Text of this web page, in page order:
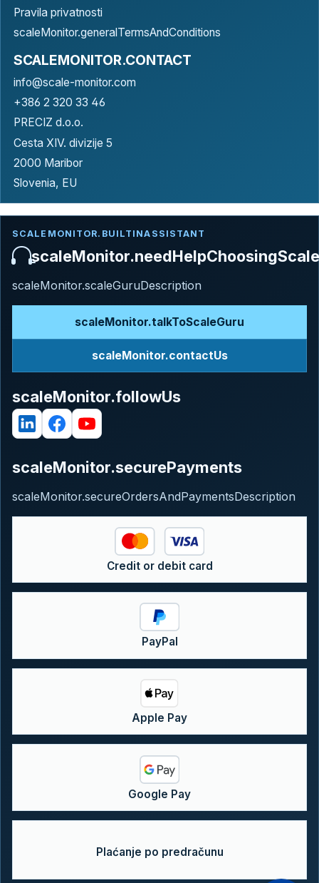
Pravila privatnosti
scaleMonitor.generalTermsAndConditions
SCALEMONITOR.CONTACT
info@scale-monitor.com
+386 2 320 33 46
PRECIZ d.o.o.
Cesta XIV. divizije 5
2000 Maribor
Slovenia, EU
SCALEMONITOR.BUILTINASSISTANT
scaleMonitor.scaleGuruDescription
scaleMonitor.talkToScaleGuru
scaleMonitor.contactUs
scaleMonitor.followUs
scaleMonitor.securePayments
scaleMonitor.secureOrdersAndPaymentsDescription
Credit or debit card
PayPal
Apple Pay
Google Pay
Plaćanje po predračunu